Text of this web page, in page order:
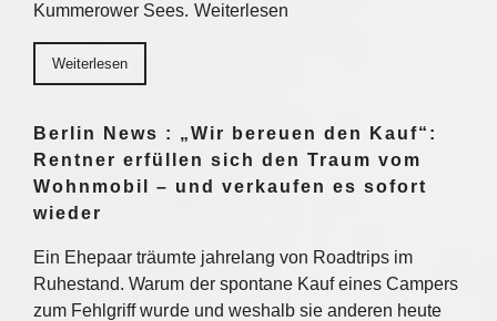
Kummerower Sees. Weiterlesen
Weiterlesen
Berlin News : „Wir bereuen den Kauf“:
Rentner erfüllen sich den Traum vom
Wohnmobil – und verkaufen es sofort
wieder
Ein Ehepaar träumte jahrelang von Roadtrips im
Ruhestand. Warum der spontane Kauf eines Campers
zum Fehlgriff wurde und weshalb sie anderen heute